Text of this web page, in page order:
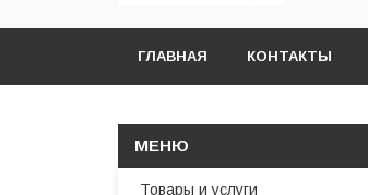
ГЛАВНАЯ КОНТАКТЫ
Товары и услуги